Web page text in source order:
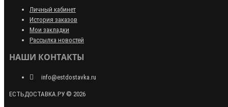
Личный кабинет
История заказов
Мои закладки
Рассылка новостей
НАШИ КОНТАКТЫ
info@estdostavka.ru
ЕСТЬДОСТАВКА.РУ © 2026